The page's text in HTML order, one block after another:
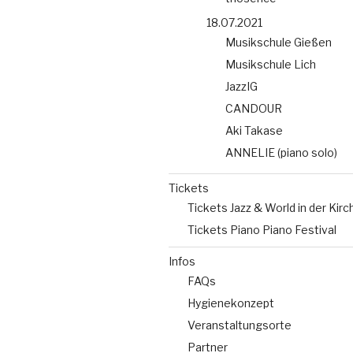
18.07.2021
Musikschule Gießen
Musikschule Lich
JazzIG
CANDOUR
Aki Takase
ANNELIE (piano solo)
Tickets
Tickets Jazz & World in der
Tickets Piano Piano Festival
Infos
FAQs
Hygienekonzept
Veranstaltungsorte
Partner